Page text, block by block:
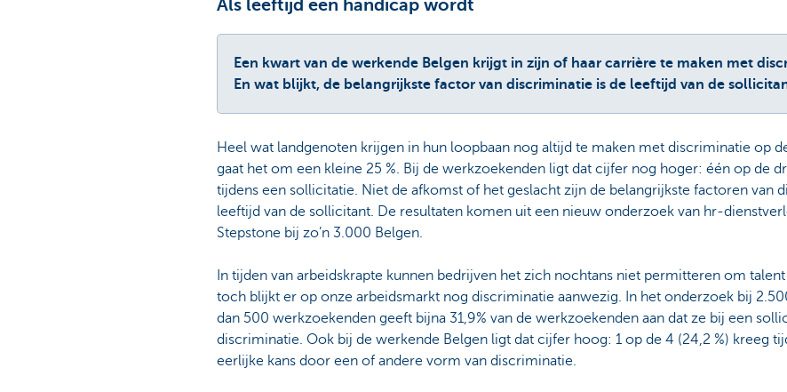
Als leeftijd een handicap wordt
Een kwart van de werkende Belgen krijgt in zijn of haar carrière te maken met
En wat blijkt, de belangrijkste factor van discriminatie is de leeftijd van de
Heel wat landgenoten krijgen in hun loopbaan nog altijd te maken met discriminatie op
gaat het om een kleine 25 %. Bij de werkzoekenden ligt dat cijfer nog hoger: één op de
tijdens een sollicitatie. Niet de afkomst of het geslacht zijn de belangrijkste factoren van
leeftijd van de sollicitant. De resultaten komen uit een nieuw onderzoek van hr-
Stepstone bij zo’n 3.000 Belgen.
In tijden van arbeidskrapte kunnen bedrijven het zich nochtans niet permitteren om
toch blijkt er op onze arbeidsmarkt nog discriminatie aanwezig. In het onderzoek bij
dan 500 werkzoekenden geeft bijna 31,9% van de werkzoekenden aan dat ze bij een
discriminatie. Ook bij de werkende Belgen ligt dat cijfer hoog: 1 op de 4 (24,2 %) kreeg
eerlijke kans door een of andere vorm van discriminatie.